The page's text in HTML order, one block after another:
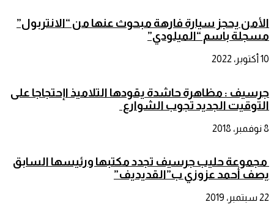
الأمن يحجز سيارة فارهة مبحوث عنها من “الانتربول”
مسجلة باسم “الميلودي”
10 أكتوبر، 2022
جرسيف : مظاهرة حاشدة يقودها التلاميذ اإحتجاجا على
التوقيت الجديد تجوب الشوارع
8 نوفمبر، 2018
مجموعة حليب جرسيف تجدد مكتبها ورئيسها السابق
يصف أحمد عزوزي ب”القديديف”
22 سبتمبر، 2019